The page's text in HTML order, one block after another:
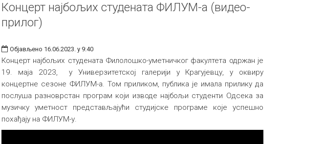
Концерт најбољих студената ФИЛУМ-а (видео-
прилог)
Објављено 16.06.2023. у 9:40
Концерт најбољих студената Филолошко-уметничког факултета одржан је
19. маја 2023, у Универзитетској галерији у Крагујевцу, у оквиру
концертне сезоне ФИЛУМ-а. Том приликом, публика је имала прилику да
послуша разноврстан програм који изводе најбољи студенти Одсека за
музичку уметност представљајући студијске програме које успешно
похађају на ФИЛУМ-у.